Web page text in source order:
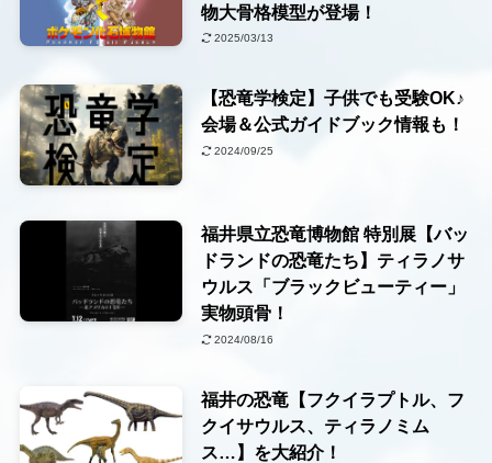
物大骨格模型が登場！
2025/03/13
【恐竜学検定】子供でも受験OK♪
会場＆公式ガイドブック情報も！
2024/09/25
福井県立恐竜博物館 特別展【バッ
ドランドの恐竜たち】ティラノサ
ウルス「ブラックビューティー」
実物頭骨！
2024/08/16
福井の恐竜【フクイラプトル、フ
クイサウルス、ティラノミム
ス…】を大紹介！